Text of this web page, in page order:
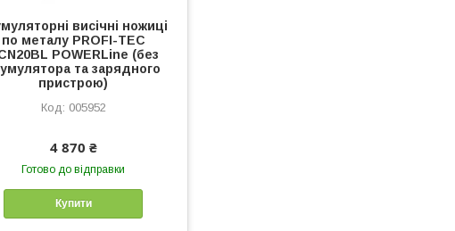
висічні ножиці
по металу PROFI-TEC
POWERLine (без
та зарядного
пристрою)
005952
4 870 ₴
Готово до відправки
Купити